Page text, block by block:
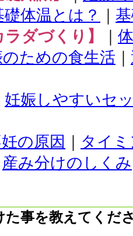
礎体温とは？
ダづくり】
のための食生活
妊娠しやすいセ
の原因
タイ
産み分けのしくみ
た事を教えてくだ